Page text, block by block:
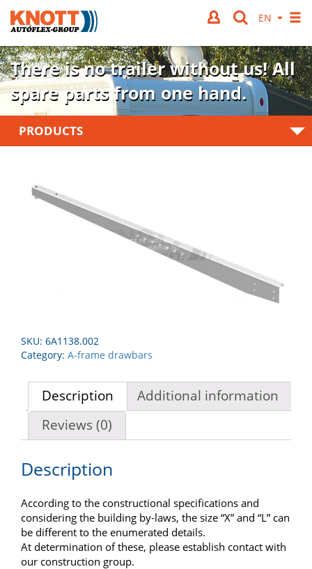
There is no trailer without us!All
spare parts from one hand.
PRODUCTS
SKU: 6A1138.002
Category: A-frame drawbars
Description
Additional information
Reviews (0)
Description
According to the constructional specifications and
considering the building by-laws, the size “X” and “L” can
be different to the enumerated details.
At determination of these, please establish contact with
our construction group.